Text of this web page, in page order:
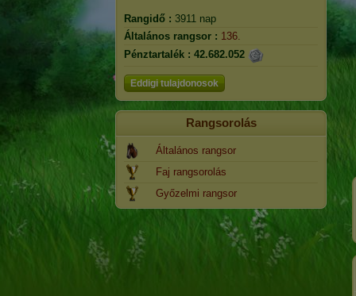
Rangidő : 3911 nap
Általános rangsor : 136.
Pénztartalék : 42.682.052
Eddigi tulajdonosok
Rangsorolás
Általános rangsor
Faj rangsorolás
Győzelmi rangsor